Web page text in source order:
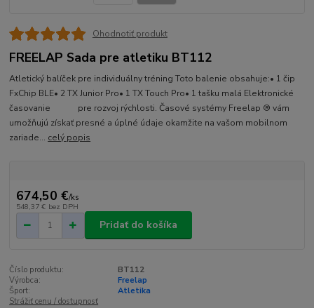
Ohodnotiť produkt
FREELAP Sada pre atletiku BT112
Atletický balíček pre individuálny tréning Toto balenie obsahuje:• 1 čip
FxChip BLE• 2 TX Junior Pro• 1 TX Touch Pro• 1 tašku malá Elektronické
časovanie pre rozvoj rýchlosti. Časové systémy Freelap ® vám
umožňujú získať presné a úplné údaje okamžite na vašom mobilnom
zariade... celý popis
674,50 €/ks
548,37 € bez DPH
Pridať do košíka
Číslo produktu:
BT112
Výrobca:
Freelap
Šport:
Atletika
Strážiť cenu / dostupnosť